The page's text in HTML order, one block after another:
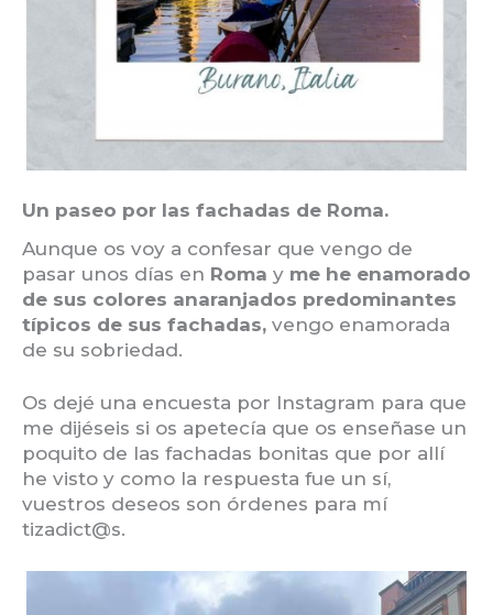
Un paseo por las fachadas de Roma.
Aunque os voy a confesar que vengo de
pasar unos días en Roma y me he enamorado
de sus colores anaranjados predominantes
típicos de sus fachadas, vengo enamorada
de su sobriedad.
Os dejé una encuesta por Instagram para que
me dijéseis si os apetecía que os enseñase un
poquito de las fachadas bonitas que por allí
he visto y como la respuesta fue un sí,
vuestros deseos son órdenes para mí
tizadict@s.